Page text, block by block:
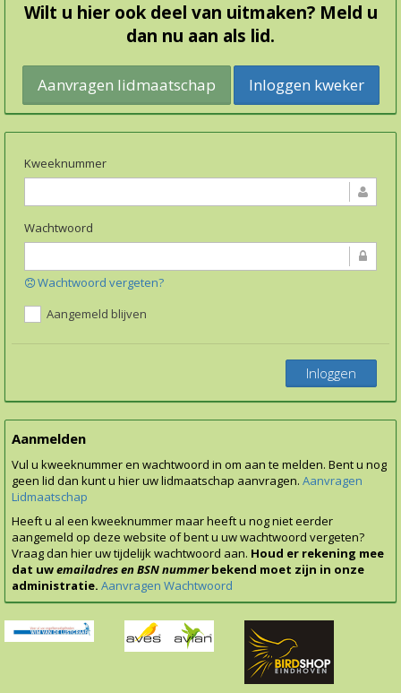
Wilt u hier ook deel van uitmaken? Meld u
dan nu aan als lid.
Inloggen kweker
Kweeknummer
Wachtwoord
Wachtwoord vergeten?
Aangemeld blijven
Inloggen
Aanmelden
Vul u kweeknummer en wachtwoord in om aan te melden. Bent u nog
geen lid dan kunt u hier uw lidmaatschap aanvragen. Aanvragen
Lidmaatschap
Heeft u al een kweeknummer maar heeft u nog niet eerder
aangemeld op deze website of bent u uw wachtwoord vergeten?
Vraag dan hier uw tijdelijk wachtwoord aan. Houd er rekening mee
dat uwemailadres en BSN nummerbekend moet zijn in onze
administratie. Aanvragen Wachtwoord